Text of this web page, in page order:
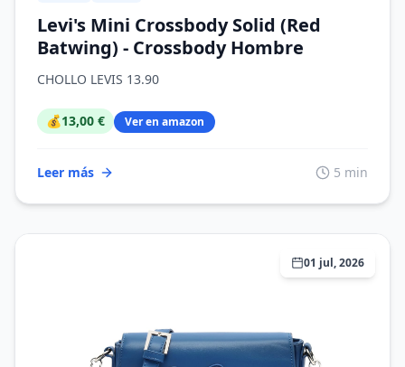
Levi's Mini Crossbody Solid (Red
Batwing) - Crossbody Hombre
CHOLLO LEVIS 13.90
💰13,00 € Ver en amazon
Leer más 5 min
01 jul, 2026